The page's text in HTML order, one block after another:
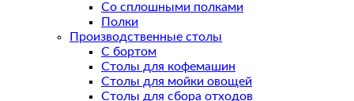
Со сплошными полками
Полки
Производственные столы
С бортом
Столы для кофемашин
Столы для мойки овощей
Столы для сбора отходов